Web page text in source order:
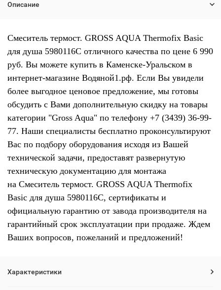
Описание
Смеситель термост. GROSS AQUA Thermofix Basic
для душа 5980116C отличного качества по цене 6 990
руб. Вы можете купить в Каменске-Уральском в
интернет-магазине Водяной1.рф. Если Вы увидели
более выгодное ценовое предложение, мы готовы
обсудить с Вами дополнительную скидку на товары
категории "Gross Aqua" по телефону +7 (3439) 36-99-
77. Наши специалисты бесплатно проконсультируют
Вас по подбору оборудования исходя из Вашей
технической задачи, предоставят развернутую
техническую документацию для монтажа
на Смеситель термост. GROSS AQUA Thermofix
Basic для душа 5980116C, сертификаты и
официальную гарантию от завода производителя на
гарантийный срок эксплуатации при продаже. Ждем
Ваших вопросов, пожеланий и предложений!
Характеристики